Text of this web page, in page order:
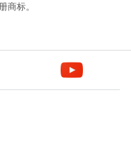
商标。